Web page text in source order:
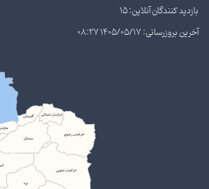
بازدید کنندگان آنلاین: 15
آخرین بروزرسانی: 1405/05/17 08:27